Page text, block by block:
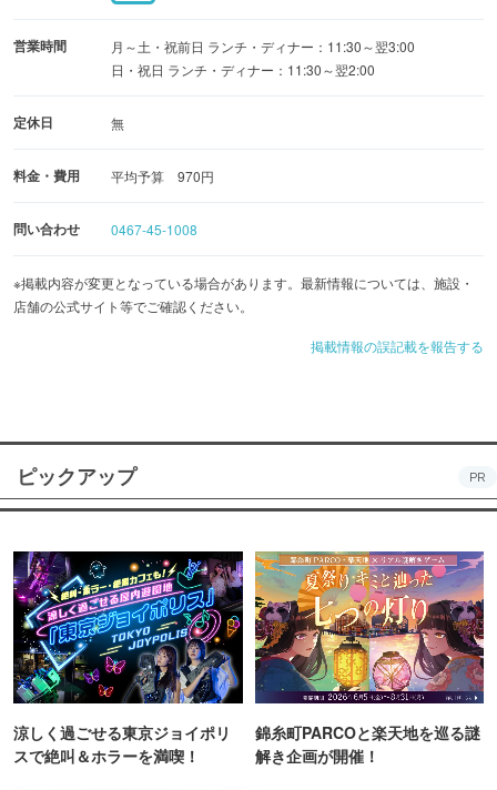
営業時間
月～土・祝前日 ランチ・ディナー：11:30～翌3:00
日・祝日 ランチ・ディナー：11:30～翌2:00
定休日 無
料金・費用 平均予算 970円
問い合わせ 0467-45-1008
※掲載内容が変更となっている場合があります。最新情報については、施設・
店舗の公式サイト等でご確認ください。
掲載情報の誤記載を報告する
ピックアップ PR
涼しく過ごせる東京ジョイポリ
スで絶叫＆ホラーを満喫！
錦糸町PARCOと楽天地を巡る謎
解き企画が開催！